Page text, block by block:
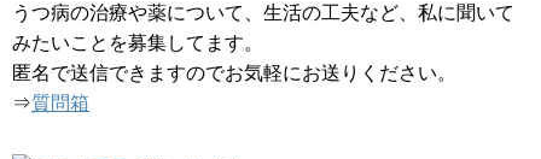
うつ病の治療や薬について、生活の工夫など、私に聞いて
みたいことを募集してます。
匿名で送信できますのでお気軽にお送りください。
⇒質問箱